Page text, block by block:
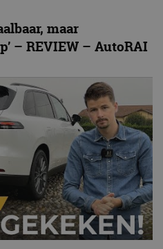
maar
– REVIEW – AutoRAI